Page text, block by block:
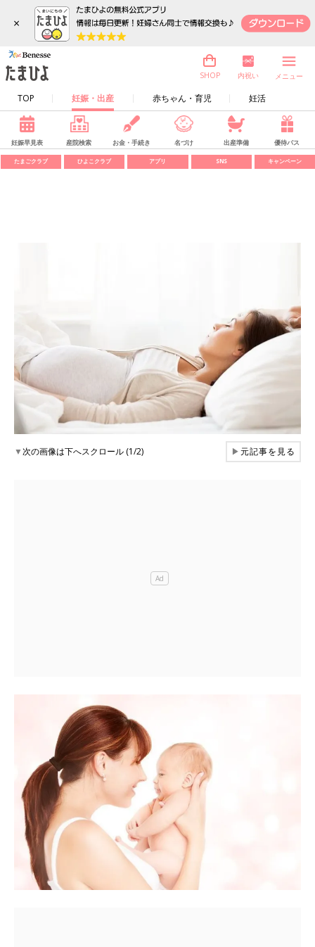
×
TOP 妊娠・出産 赤ちゃん・育児 妊活
SHOP 内祝い メニュー
妊娠早見表 産院検索 お金・手続き 名づけ 出産準備 優待パス
たまごクラブ ひよこクラブ アプリ SNS キャンペーン
▼次の画像は下へスクロール (1/2) ▶元記事を見る